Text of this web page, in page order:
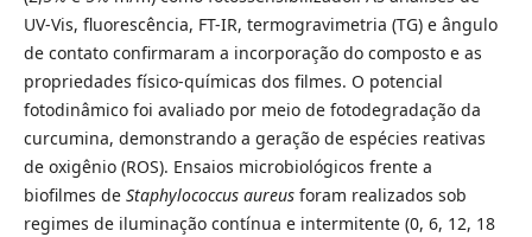
UV-Vis, fluorescência, FT-IR, termogravimetria (TG) e ângulo
de contato confirmaram a incorporação do composto e as
propriedades físico-químicas dos filmes. O potencial
fotodinâmico foi avaliado por meio de fotodegradação da
curcumina, demonstrando a geração de espécies reativas
de oxigênio (ROS). Ensaios microbiológicos frente a
biofilmes de Staphylococcus aureusforam realizados sob
regimes de iluminação contínua e intermitente (0, 6, 12, 18